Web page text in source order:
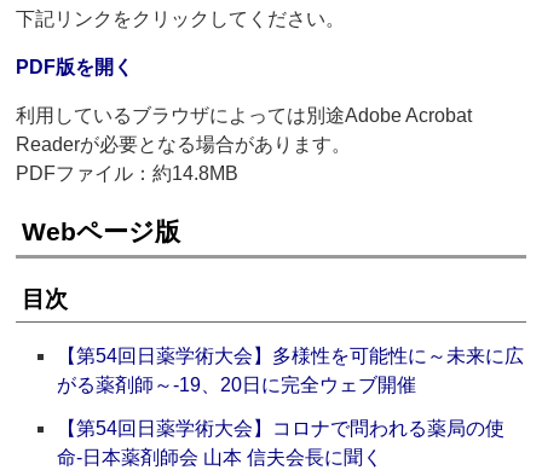
下記リンクをクリックしてください。
PDF版を開く
利用しているブラウザによっては別途Adobe Acrobat
Readerが必要となる場合があります。
PDFファイル：約14.8MB
Webページ版
目次
【第54回日薬学術大会】多様性を可能性に～未来に広
がる薬剤師～‐19、20日に完全ウェブ開催
【第54回日薬学術大会】コロナで問われる薬局の使
命‐日本薬剤師会 山本 信夫会長に聞く